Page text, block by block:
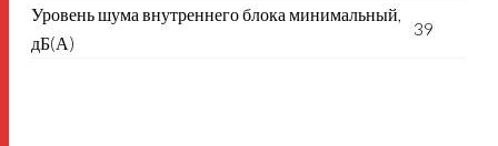
Уровень шума внутреннего блока минимальный,
дБ(А)
39